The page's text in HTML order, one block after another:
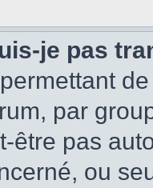
je pas
par
être pas
ou